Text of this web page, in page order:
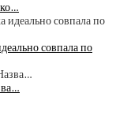
совпала по